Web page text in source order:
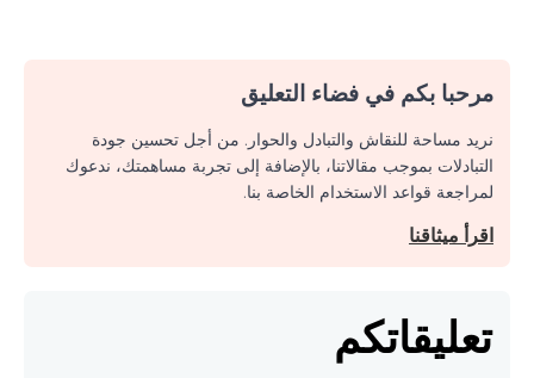
مرحبا بكم في فضاء التعليق
نريد مساحة للنقاش والتبادل والحوار. من أجل تحسين جودة
التبادلات بموجب مقالاتنا، بالإضافة إلى تجربة مساهمتك، ندعوك
لمراجعة قواعد الاستخدام الخاصة بنا.
اقرأ ميثاقنا
تعليقاتكم